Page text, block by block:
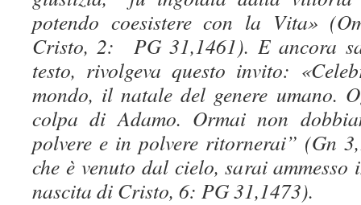
potendo coesistere con la Vita»
Cristo, 2: PG 31,1461). E ancora
testo, rivolgeva questo invito:
mondo, il natale del genere umano.
colpa di Adamo. Ormai non
polvere e in polvere ritornerai” (Gn
che è venuto dal cielo, sarai
nascita di Cristo, 6: PG 31,1473).